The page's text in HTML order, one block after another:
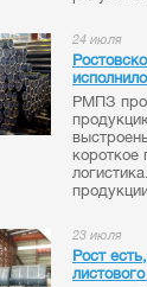
24 июля
РМПЗ
короткое
23 июля
Рост